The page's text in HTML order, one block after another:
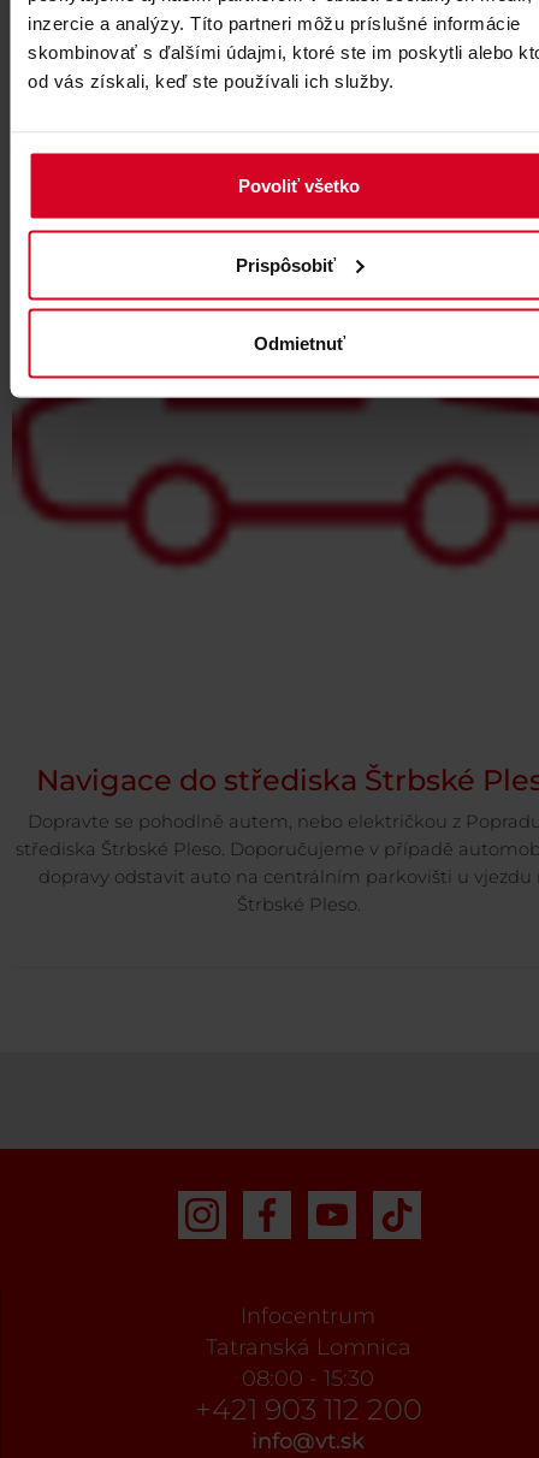
inzercie a analýzy. Títo partneri môžu príslušné informácie
skombinovať s ďalšími údajmi, ktoré ste im poskytli alebo
od vás získali, keď ste používali ich služby.
Povoliť všetko
Prispôsobiť
Odmietnuť
Více o Středisku
Navigace do střediska Štrbské
Dopravte se pohodlně autem, nebo električkou z
střediska Štrbské Pleso. Doporučujeme v případě
dopravy odstavit auto na centrálním parkovišti u vjezdu
Štrbské Pleso.
Infocentrum
Tatranská Lomnica
08:00 - 15:30
+421 903 112 200
info@vt.sk